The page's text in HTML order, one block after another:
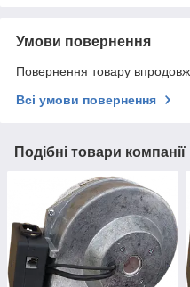
Умови повернення
Повернення товару
Всі умови повернення
Подібні товари компанії